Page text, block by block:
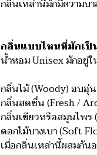
กลิ่นเหล่านี้มักมีความบ
กลิ่นแบบไหนที่มักเป็
น้ำหอม Unisex มักอยู่
กลิ่นไม้ (Woody) อบอุ่
กลิ่นสดชื่น (Fresh /
กลิ่นเขียวหรือสมุนไพร
ดอกไม้บางเบา (Soft
เมื่อกลิ่นเหล่านี้ผสมกัน